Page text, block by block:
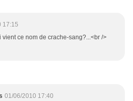
17:15
vient ce nom de crache-sang?...<br />
01/06/2010 17:40